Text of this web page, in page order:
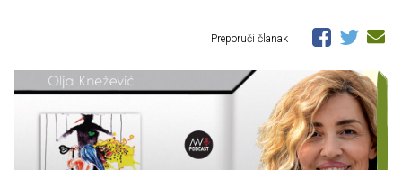
Preporuči članak